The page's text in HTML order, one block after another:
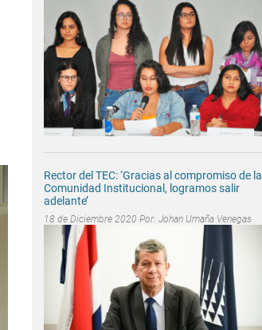
Rector del TEC: ‘Gracias al compromiso de la
Comunidad Institucional, logramos salir
adelante’
18 de Diciembre 2020 Por: Johan Umaña Venegas